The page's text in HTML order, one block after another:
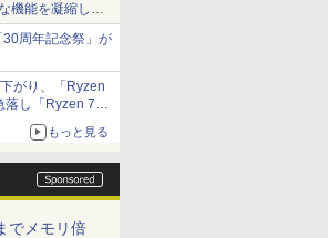
機能を凝縮しコ
周年記念祭」が
がり、「Ryzen
落し「Ryzen 7
[8月前半のCPU
もっと見る
でメモリ倍